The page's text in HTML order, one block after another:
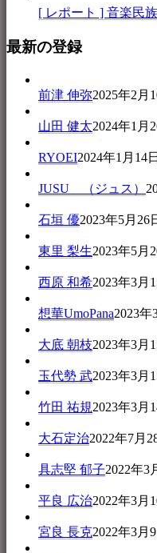
[ レポート ] 音楽民
最新の登録
前津 伸弥2025年2月
山田 健太2024年1月
RYOEI2024年1月14
JUSU （ジュス）
石垣 優2023年5月26
東里 梨生2023年5月
西原 和希2023年3月
想華UmoPana2023年
大底 朝枝2023年3月
玉代勢 武2023年3月
竹田 祐規2023年3月
大石定治2022年7月
具志堅 郁子2022年3
平良 広治2022年3月
宮良 長克2022年3月